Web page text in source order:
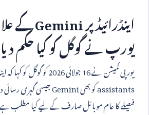
اینڈرائیڈ پرGeminiکے
یورپ نے گوگل کو کیا حکم دیا
یورپی کمیشن نے16جولائی2026کو گوگل کو کہا کہ
assistantsکو بھیGeminiجیسی گہری
فیصلے کا عام موبائل صارف کے لیے کیا مطلب